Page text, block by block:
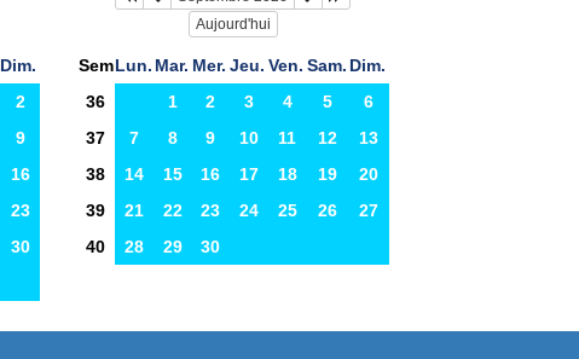
Dim.
2
9
16
23
30
Aujourd'hui
SemLun. Mar. Mer. Jeu. Ven. Sam. Dim.
36
1 2 3 4 5
6
37
7 8 9 10 11 12
13
38
14 15 16 17 18 19
20
39
21 22 23 24 25 26
27
40
28 29 30